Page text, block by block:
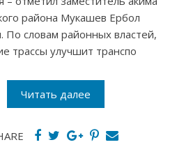
района Мукашев Ербол
По словам районных властей,
трассы улучшит транспо
Читать далее